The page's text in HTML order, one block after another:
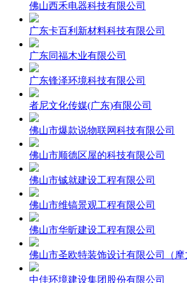
佛山西禾电器科技有限公司
广东卡百利新材料科技有限公司
广东同福木业有限公司
广东锋泽环境科技有限公司
者尼文化传媒(广东)有限公司
佛山市爆款说物联网科技有限公司
佛山市顺德区屋的科技有限公司
佛山市铖就建设工程有限公司
佛山市维镐景观工程有限公司
佛山市华昕建设工程有限公司
佛山市圣欧特装饰设计有限公司（摩
中佳环境建设集团股份有限公司